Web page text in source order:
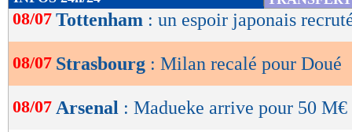
de
OK
08/07 Tottenham : un espoir japonais
08/07 Strasbourg : Milan recalé pour Doué
08/07 Arsenal : Madueke arrive pour 50 M€